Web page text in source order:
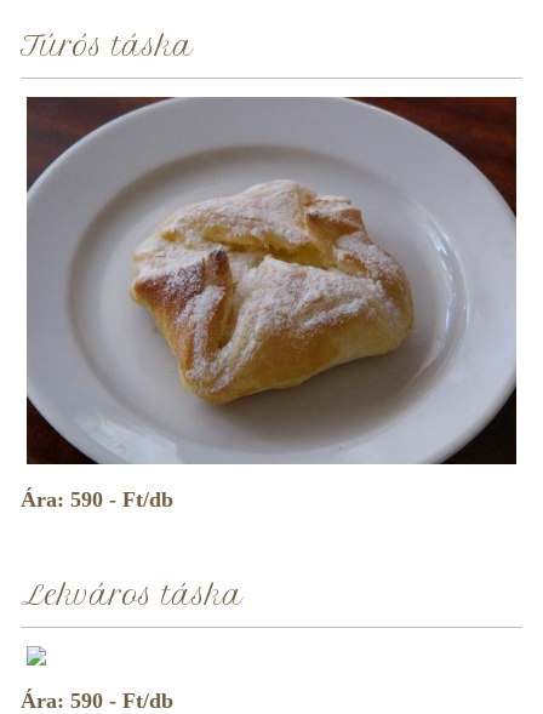
Túrós táska
Ára: 590 - Ft/db
Lekváros táska
Ára: 590 - Ft/db